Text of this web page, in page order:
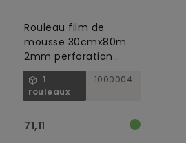
Rouleau film de
mousse 30cmx80m
2mm perforation
30cm
1
rouleaux
1000004
71,11